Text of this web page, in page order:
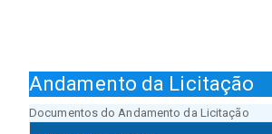
Andamento da Licitação
Documentos do Andamento da Licitação